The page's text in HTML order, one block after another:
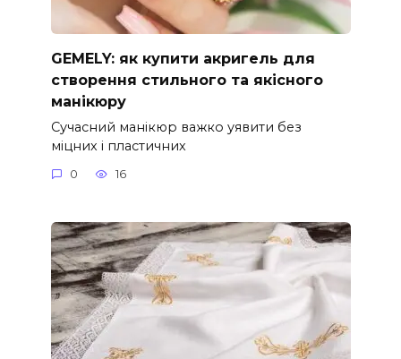
GEMELY: як купити акригель для
створення стильного та якісного
манікюру
Сучасний манікюр важко уявити без
міцних і пластичних
0 16